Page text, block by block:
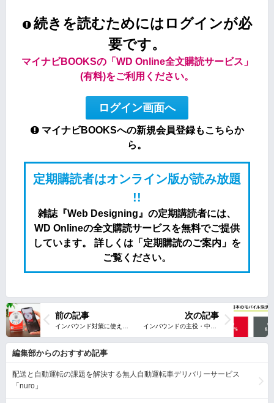
続きを読むためにはログインが必
要です。
マイナビBOOKSの「WD Online全文購読サービス」
(有料)をご利用ください。
ログイン画面へ
マイナビBOOKSへの新規会員登録もこちらか
ら。
定期購読者はオンライン版が読み放題
!!
雑誌『Web Designing』の定期講読者には、
WD Onlineの全文購読サービスを無料でご提供
しています。 詳しくは「定期購読のご案内」を
ご覧ください。
次の記事
前の記事
編集部からのおすすめ記事
配送と自動運転の課題を解決する無人自動運転車デリバリーサービス
「nuro」